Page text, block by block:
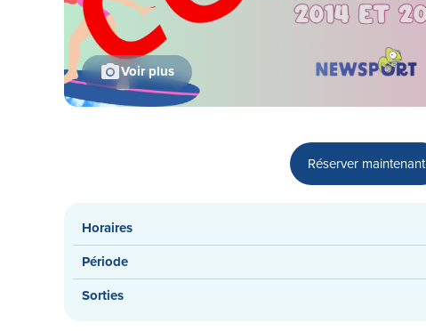
Voir plus
Réserver maintenant
Horaires
Période
Sorties